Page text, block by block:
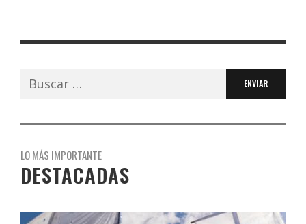
Buscar:
LO MÁS IMPORTANTE
DESTACADAS